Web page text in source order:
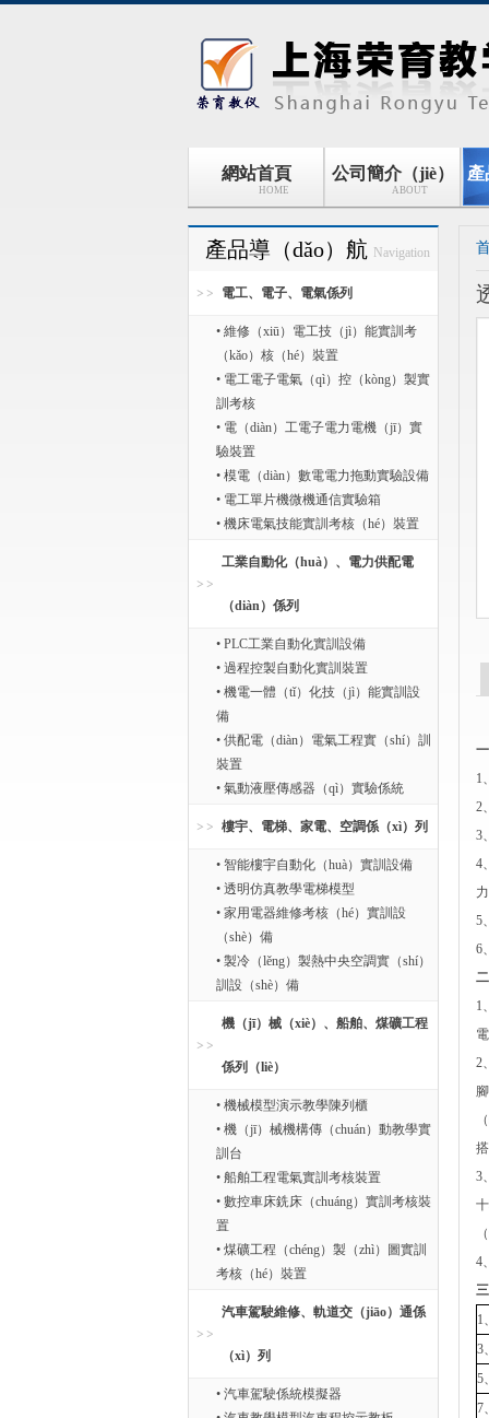
網站首頁
HOME
公司簡介（jiè）
ABOUT
產
產品導（dǎo）航 Navigation
電工、電子、電氣係列
• 維修（xiū）電工技（jì）能實訓考
（kǎo）核（hé）裝置
• 電工電子電氣（qì）控（kòng）製實
訓考核
• 電（diàn）工電子電力電機（jī）實
驗裝置
• 模電（diàn）數電電力拖動實驗設備
• 電工單片機微機通信實驗箱
• 機床電氣技能實訓考核（hé）裝置
工業自動化（huà）、電力供配電
（diàn）係列
• PLC工業自動化實訓設備
• 過程控製自動化實訓裝置
• 機電一體（tǐ）化技（jì）能實訓設
備
• 供配電（diàn）電氣工程實（shí）訓
裝置
• 氣動液壓傳感器（qì）實驗係統
樓宇、電梯、家電、空調係（xì）列
• 智能樓宇自動化（huà）實訓設備
• 透明仿真教學電梯模型
• 家用電器維修考核（hé）實訓設
（shè）備
• 製冷（lěng）製熱中央空調實（shí）
訓設（shè）備
機（jī）械（xiè）、船舶、煤礦工程
係列（liè）
• 機械模型演示教學陳列櫃
• 機（jī）械機構傳（chuán）動教學實
訓台
• 船舶工程電氣實訓考核裝置
• 數控車床銑床（chuáng）實訓考核裝
置
• 煤礦工程（chéng）製（zhì）圖實訓
考核（hé）裝置
汽車駕駛維修、軌道交（jiāo）通係
（xì）列
• 汽車駕駛係統模擬器
1
2
3
4
5
6
1
2
3
4
1
3
5
7